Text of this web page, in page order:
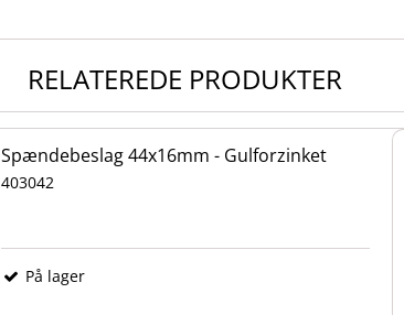
RELATEREDE PRODUKTER
Spændebeslag 44x16mm - Gulforzinket
403042
På lager